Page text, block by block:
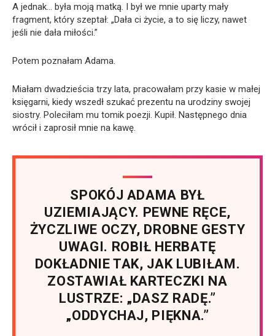
A jednak… była moją matką. I był we mnie uparty mały
fragment, który szeptał: „Dała ci życie, a to się liczy, nawet
jeśli nie dała miłości.”
Potem poznałam Adama.
Miałam dwadzieścia trzy lata, pracowałam przy kasie w małej
księgarni, kiedy wszedł szukać prezentu na urodziny swojej
siostry. Poleciłam mu tomik poezji. Kupił. Następnego dnia
wrócił i zaprosił mnie na kawę.
SPOKÓJ ADAMA BYŁ
UZIEMIAJĄCY. PEWNE RĘCE,
ŻYCZLIWE OCZY, DROBNE GESTY
UWAGI. ROBIŁ HERBATĘ
DOKŁADNIE TAK, JAK LUBIŁAM.
ZOSTAWIAŁ KARTECZKI NA
LUSTRZE: „DASZ RADĘ.”
„ODDYCHAJ, PIĘKNA.”